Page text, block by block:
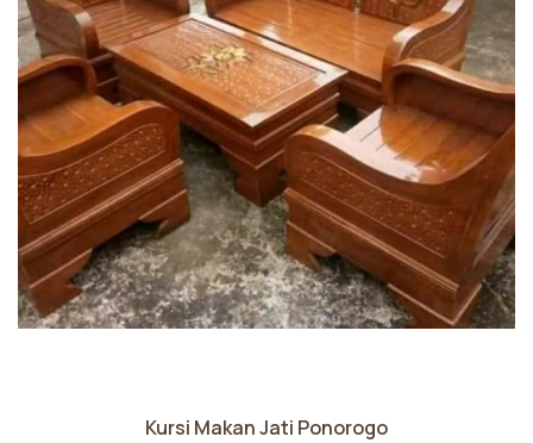
Kursi Makan Jati Ponorogo